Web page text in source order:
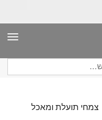
צמחי תועלת ומאכל